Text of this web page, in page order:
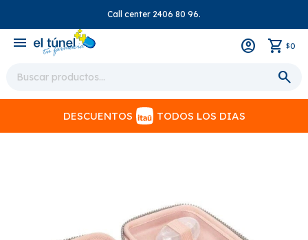
Call center 2406 80 96.
menu $0
DESCUENTOS TODOS LOS DIAS
close